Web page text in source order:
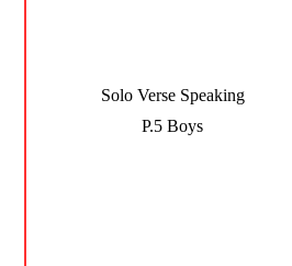
Solo Verse Speaking
P.5 Boys